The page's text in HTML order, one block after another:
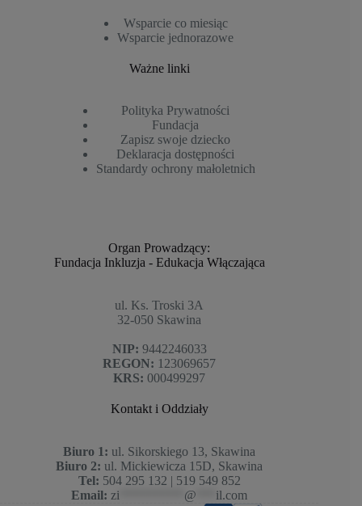
Wsparcie co miesiąc
Wsparcie jednorazowe
Ważne linki
Polityka Prywatności
Fundacja
Zapisz swoje dziecko
Deklaracja dostępności
Standardy ochrony małoletnich
Organ Prowadzący:
Fundacja Inkluzja - Edukacja Włączająca
ul. Ks. Troski 3A
32-050 Skawina
NIP: 9442246033
REGON: 123069657
KRS: 000499297
Kontakt i Oddziały
Biuro 1: ul. Sikorskiego 13, Skawina
Biuro 2: ul. Mickiewicza 15D, Skawina
Tel: 504 295 132 | 519 549 852
Email: zi @ il.com